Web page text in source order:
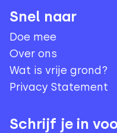
Snel naar
Doe mee
Over ons
Wat is vrije grond?
Privacy Statement
Schrijf je in